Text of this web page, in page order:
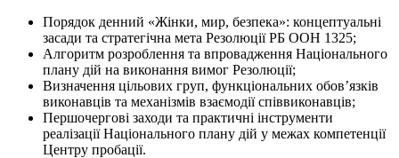
Порядок денний «Жінки, мир, безпека»: концептуальні
засади та стратегічна мета Резолюції РБ ООН 1325;
Алгоритм розроблення та впровадження Національного
плану дій на виконання вимог Резолюції;
Визначення цільових груп, функціональних обов’язків
виконавців та механізмів взаємодії співвиконавців;
Першочергові заходи та практичні інструменти
реалізації Національного плану дій у межах компетенції
Центру пробації.